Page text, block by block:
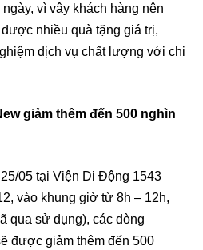
vì vậy khách hàng nên
nhiều quà tặng giá trị,
dịch vụ chất lượng với chi
giảm thêm đến 500 nghìn
05 tại Viện Di Động 1543
vào khung giờ từ 8h – 12h,
qua sử dụng), các dòng
được giảm thêm đến 500